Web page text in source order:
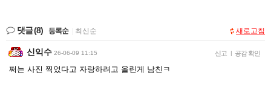
댓글(8) 등록순 최신순 새로고침
신익수 26-06-09 11:15 신고 | 공감 확인
쩌는 사진 찍었다고 자랑하려고 올린게 남친ㅋ